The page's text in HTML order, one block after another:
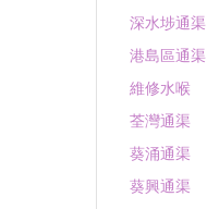
深水埗通渠
港島區通渠
維修水喉
荃灣通渠
葵涌通渠
葵興通渠